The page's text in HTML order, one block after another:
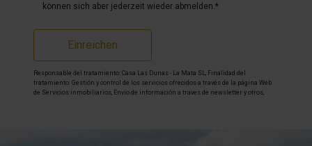
können sich aber jederzeit wieder abmelden.*
Einreichen
Responsable del tratamiento: Casa Las Dunas - La Mata SL, Finalidad del
tratamiento: Gestión y control de los servicios ofrecidos a través de la página Web
de Servicios inmobiliarios, Envío de información a traves de newsletter y otros,